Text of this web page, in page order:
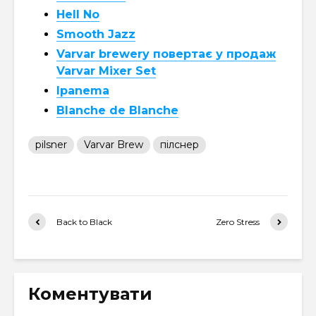
Hell No
Smooth Jazz
Varvar brewery повертає у продаж
Varvar Mixer Set
Ipanema
Blanche de Blanche
pilsner Varvar Brew пілснер
Back to Black Zero Stress
Коментувати